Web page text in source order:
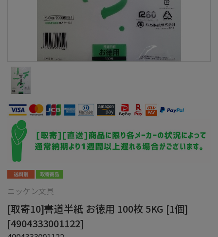
ニッケン文具
[取寄10]書道半紙 お徳用 100枚 5KG [1個]
[4904333001122]